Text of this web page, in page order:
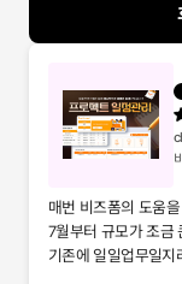
매번 비즈폼의 도움
7월부터 규모가 조금
기존에 일일업무일지